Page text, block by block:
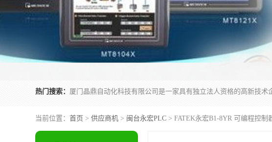
热门搜索：
当前位置： 首页 > 供应商机 > 闽台永宏PLC > FATEK永宏B1-8YR 可编程控制